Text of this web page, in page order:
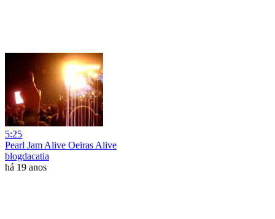
5:25
Pearl Jam Alive Oeiras Alive
blogdacatia
há 19 anos